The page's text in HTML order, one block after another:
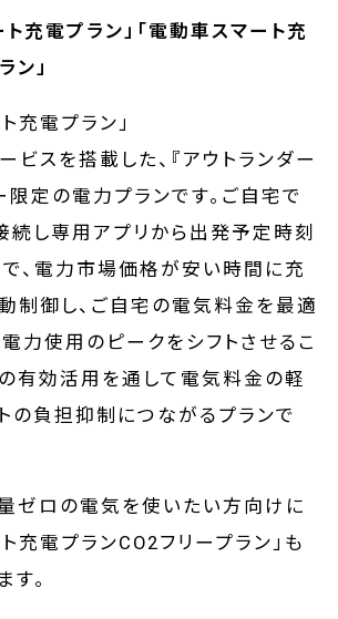
ト充電プラン」「電動車スマート充
ン」
充電プラン」
ビスを搭載した、『アウトランダー
限定の電力プランです。ご自宅で
続し専用アプリから出発予定時刻
、電力市場価格が安い時間に充
制御し、ご自宅の電気料金を最適
電力使用のピークをシフトさせるこ
有効活用を通して電気料金の軽
の負担抑制につながるプランで
ゼロの電気を使いたい方向けに
充電プランCO2フリープラン」も
す。